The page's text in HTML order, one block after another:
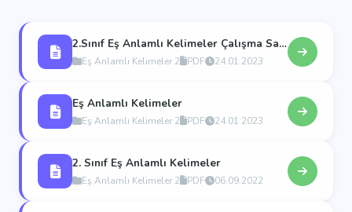
2.Sınıf Eş Anlamlı Kelimeler Çalışma Sayfası
Eş Anlamlı Kelimeler 2 PDF 24.01.2023
Eş Anlamlı Kelimeler
Eş Anlamlı Kelimeler 2 PDF 24.01.2023
2. Sınıf Eş Anlamlı Kelimeler
Eş Anlamlı Kelimeler 2 PDF 06.09.2022